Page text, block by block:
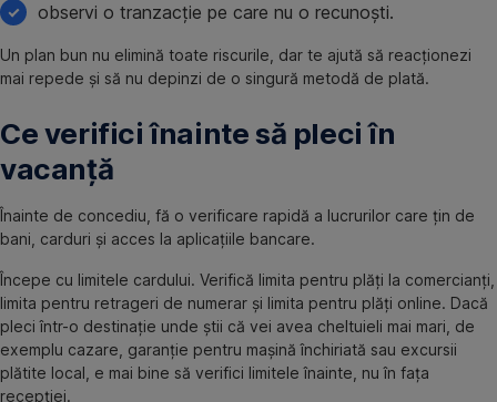
observi o tranzacție pe care nu o recunoști.
Un plan bun nu elimină toate riscurile, dar te ajută să reacționezi
mai repede și să nu depinzi de o singură metodă de plată.
Ce verifici înainte să pleci în
vacanță
Înainte de concediu, fă o verificare rapidă a lucrurilor care țin de
bani, carduri și acces la aplicațiile bancare.
Începe cu limitele cardului. Verifică limita pentru plăți la comercianți,
limita pentru retrageri de numerar și limita pentru plăți online. Dacă
pleci într-o destinație unde știi că vei avea cheltuieli mai mari, de
exemplu cazare, garanție pentru mașină închiriată sau excursii
plătite local, e mai bine să verifici limitele înainte, nu în fața
recepției.